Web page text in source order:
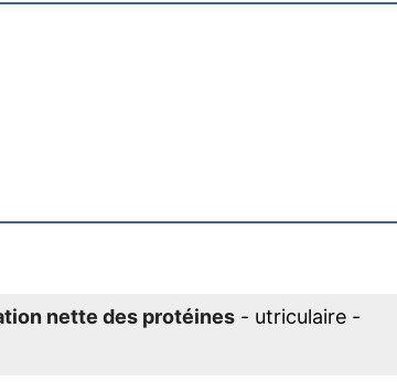
nette des protéines - utriculaire -